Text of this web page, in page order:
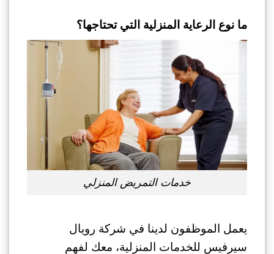
ما نوع الرعاية المنزلية التي تحتاجها؟
خدمات التمريض المنزلي
يعمل الموظفون لدينا في شركة رويال
سيرفيس للخدمات المنزلية، معك لفهم